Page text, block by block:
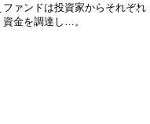
ファンドは投資家からそれぞれ
資金を調達し…。